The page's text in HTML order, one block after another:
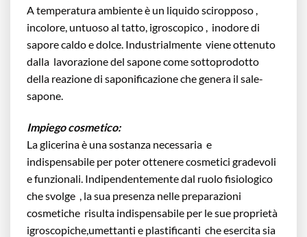
A temperatura ambiente è un liquido sciropposo ,
incolore, untuoso al tatto, igroscopico , inodore di
sapore caldo e dolce. Industrialmente viene ottenuto
dalla lavorazione del sapone come sottoprodotto
della reazione di saponificazione che genera il sale-
sapone.
Impiego cosmetico:
La glicerina è una sostanza necessaria e
indispensabile per poter ottenere cosmetici gradevoli
e funzionali. Indipendentemente dal ruolo fisiologico
che svolge , la sua presenza nelle preparazioni
cosmetiche risulta indispensabile per le sue proprietà
igroscopiche,umettanti e plastificanti che esercita sia